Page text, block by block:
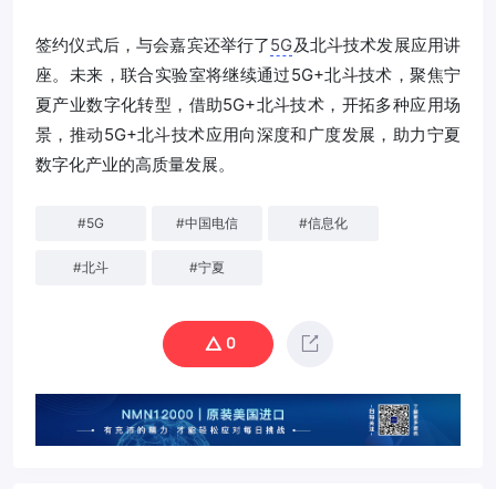
签约仪式后，与会嘉宾还举行了5G及北斗技术发展应用讲
座。未来，联合实验室将继续通过5G+北斗技术，聚焦宁
夏产业数字化转型，借助5G+北斗技术，开拓多种应用场
景，推动5G+北斗技术应用向深度和广度发展，助力宁夏
数字化产业的高质量发展。
#5G #中国电信 #信息化
#北斗 #宁夏
0